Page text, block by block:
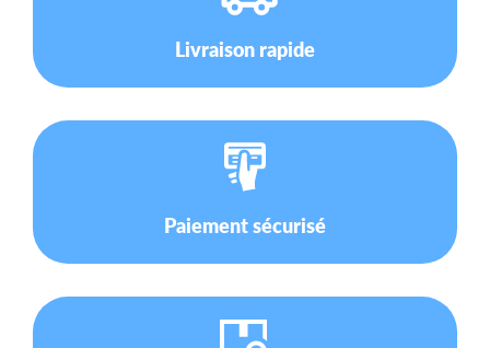
Livraison rapide
Paiement sécurisé